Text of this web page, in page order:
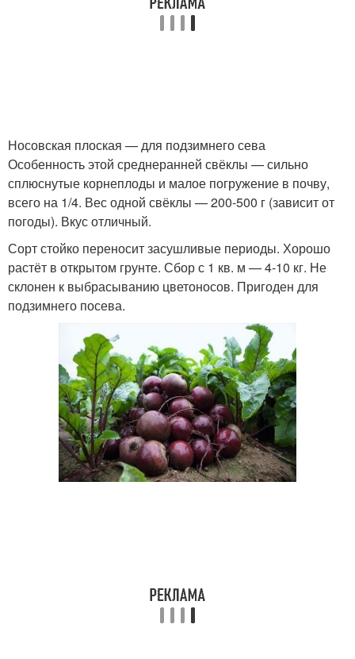
Носовская плоская — для подзимнего сева
Особенность этой среднеранней свёклы — сильно
сплюснутые корнеплоды и малое погружение в почву,
всего на 1/4. Вес одной свёклы — 200-500 г (зависит от
погоды). Вкус отличный.
Сорт стойко переносит засушливые периоды. Хорошо
растёт в открытом грунте. Сбор с 1 кв. м — 4-10 кг. Не
склонен к выбрасыванию цветоносов. Пригоден для
подзимнего посева.